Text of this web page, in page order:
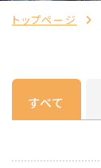
トップページ
すべて